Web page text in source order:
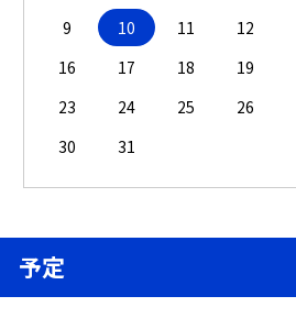
9
10 11 12
16
17 18 19
23
24 25 26
30
31
予定